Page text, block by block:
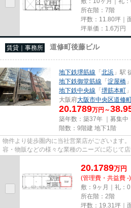
所在階：7階
坪数：11.80坪｜
坪単価： 1.6万円
賃貸｜事務所 道修町後藤ビル
地下鉄堺筋線 「北浜 」駅
地下鉄御堂筋線 「淀屋橋
地下鉄中央線 「堺筋本町
大阪府大阪市中央区道修
20.1789万円～
築年数：築37年 ｜募集中
階数：9階建 地下1階
物件より徒歩圏内に当社営業店がございます
容・物販などの様々な業種のニーズに応じて
尚、弊社ではおとり広告は一切...
20.1789万円
(管理費・共益費 -)
敷：9ヶ月｜礼：0
所在階：2階
坪数：19.31坪｜